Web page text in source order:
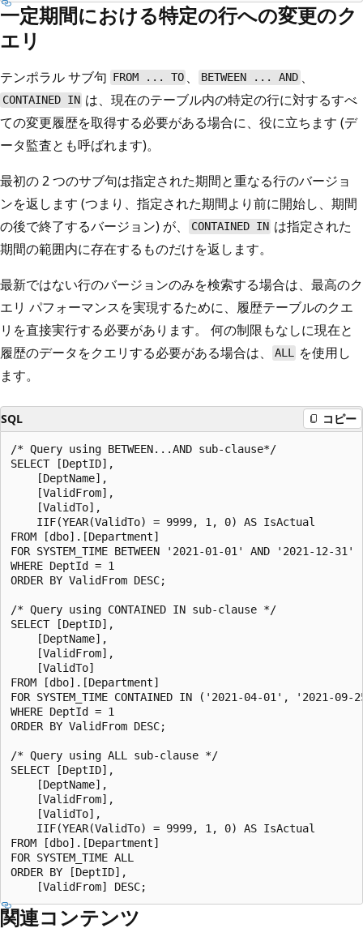
一定期間における特定の行への変更のク
エリ
テンポラル サブ句 FROM ... TO 、 BETWEEN ... AND 、
CONTAINED IN は、現在のテーブル内の特定の行に対するすべ
ての変更履歴を取得する必要がある場合に、役に立ちます (デ
ータ監査とも呼ばれます)。
最初の 2 つのサブ句は指定された期間と重なる行のバージョ
ンを返します (つまり、指定された期間より前に開始し、期間
の後で終了するバージョン) が、
CONTAINED IN は指定された
期間の範囲内に存在するものだけを返します。
最新ではない行のバージョンのみを検索する場合は、最高のク
エリ パフォーマンスを実現するために、履歴テーブルのクエ
リを直接実行する必要があります。 何の制限もなしに現在と
履歴のデータをクエリする必要がある場合は、
ALL を使用し
ます。
SQL コピー
/* Query using BETWEEN...AND sub-clause*/
SELECT [DeptID],
    [DeptName],
    [ValidFrom],
    [ValidTo],
    IIF(YEAR(ValidTo) = 9999, 1, 0) AS IsActual
FROM [dbo].[Department]
FOR SYSTEM_TIME BETWEEN '2021-01-01' AND '2021-12-31'
WHERE DeptId = 1
ORDER BY ValidFrom DESC;
/* Query using CONTAINED IN sub-clause */
SELECT [DeptID],
    [DeptName],
    [ValidFrom],
    [ValidTo]
FROM [dbo].[Department]
FOR SYSTEM_TIME CONTAINED IN ('2021-04-01', '2021-09-
WHERE DeptId = 1
ORDER BY ValidFrom DESC;
/* Query using ALL sub-clause */
SELECT [DeptID],
    [DeptName],
    [ValidFrom],
    [ValidTo],
    IIF(YEAR(ValidTo) = 9999, 1, 0) AS IsActual
FROM [dbo].[Department]
FOR SYSTEM_TIME ALL
ORDER BY [DeptID],
関連コンテンツ